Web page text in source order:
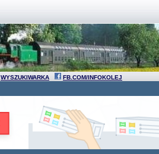
WYSZUKIWARKA FB.COM/INFOKOLEJ